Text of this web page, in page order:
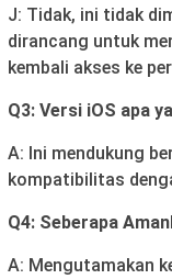
J: Tidak, ini tidak
dirancang untuk
kembali akses ke
Q3: Versi iOS apa
A: Ini mendukung
kompatibilitas
Q4: Seberapa
A: Mengutamakan